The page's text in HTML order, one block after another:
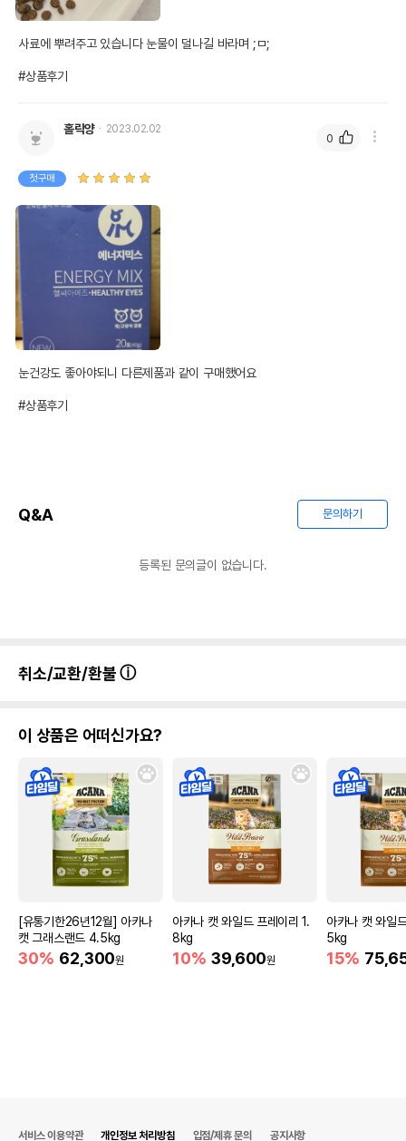
사료에 뿌려주고 있습니다 눈물이 덜나길 바라며 ;ㅁ;
#상품후기
홀릭양 2023.02.02
첫구매
눈건강도 좋아야되니 다른제품과 같이 구매했어요
#상품후기
0
Q&A 문의하기
등록된 문의글이 없습니다.
취소/교환/환불
이 상품은 어떠신가요?
[유통기한26년12월] 아카나
캣 그래스랜드 4.5kg
30% 62,300원
아카나 캣 와일드 프레이리 1.
8kg
10% 39,600원
아카나 캣 와일
5kg
15%
서비스 이용약관 개인정보 처리방침 입점/제휴 문의 공지사항